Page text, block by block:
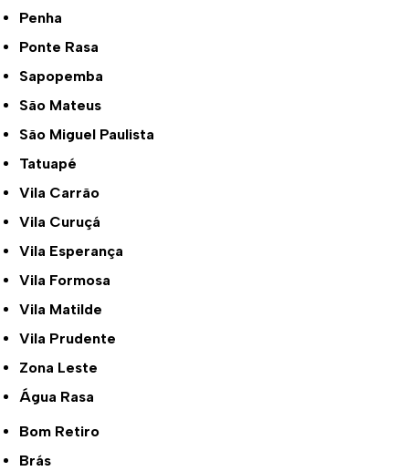
Penha
Ponte Rasa
Sapopemba
São Mateus
São Miguel Paulista
Tatuapé
Vila Carrão
Vila Curuçá
Vila Esperança
Vila Formosa
Vila Matilde
Vila Prudente
Zona Leste
Água Rasa
Bom Retiro
Brás